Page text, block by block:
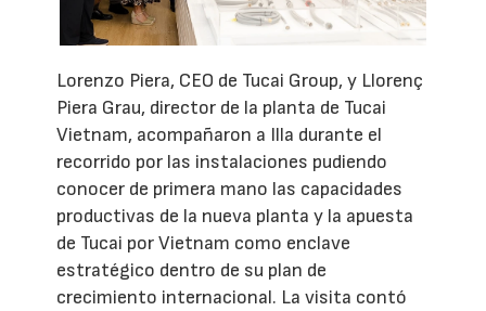
Lorenzo Piera, CEO de Tucai Group, y Llorenç
Piera Grau, director de la planta de Tucai
Vietnam, acompañaron a Illa durante el
recorrido por las instalaciones pudiendo
conocer de primera mano las capacidades
productivas de la nueva planta y la apuesta
de Tucai por Vietnam como enclave
estratégico dentro de su plan de
crecimiento internacional. La visita contó